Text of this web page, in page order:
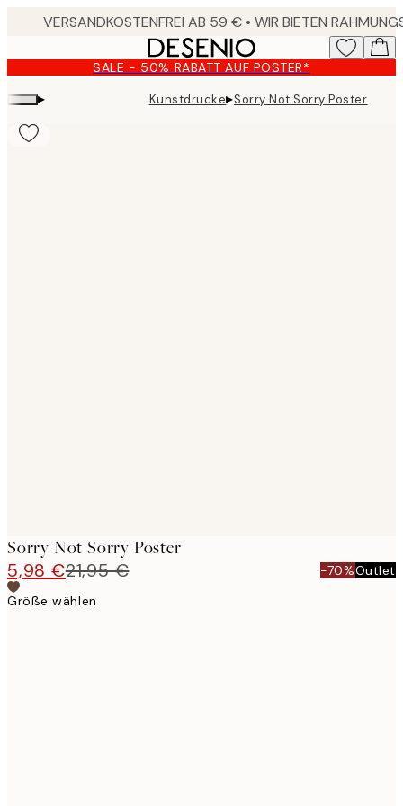
content.
SALE - 50% RABATT AUF POSTER*
▸ Kunstdrucke▸Sorry Not Sorry Poster
Sorry Not Sorry Poster
5,98 €21,95 € -70%Outlet
Größe wählen